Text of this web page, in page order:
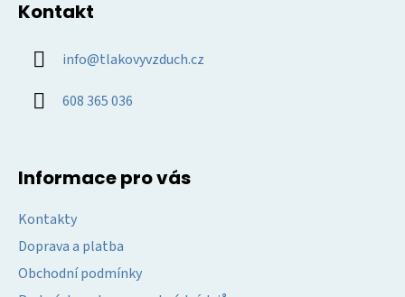
Kontakt
info@tlakovyvzduch.cz
608 365 036
Informace pro vás
Kontakty
Doprava a platba
Obchodní podmínky